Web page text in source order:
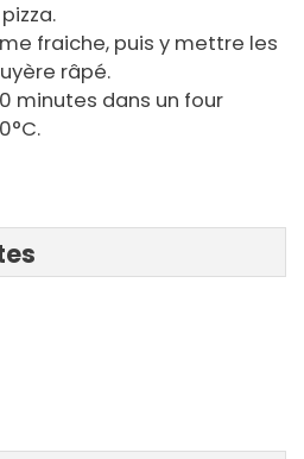
fraiche, puis y mettre les
râpé.
minutes dans un four